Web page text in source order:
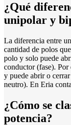
¿Qué
unipolar y
La diferencia entre
cantidad de polos
polo y solo puede
conductor (fase).
y puede abrir o
neutro). En Eria
¿Cómo se
potencia?